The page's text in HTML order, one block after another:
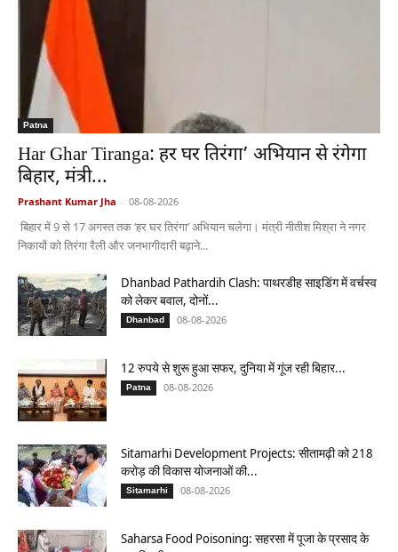
Patna
Har Ghar Tiranga: हर घर तिरंगा’ अभियान से रंगेगा
बिहार, मंत्री...
Prashant Kumar Jha - 08-08-2026
बिहार में 9 से 17 अगस्त तक ‘हर घर तिरंगा’ अभियान चलेगा। मंत्री नीतीश मिश्रा ने नगर
निकायों को तिरंगा रैली और जनभागीदारी बढ़ाने...
Dhanbad Pathardih Clash: पाथरडीह साइडिंग में वर्चस्व
को लेकर बवाल, दोनों...
Dhanbad 08-08-2026
12 रुपये से शुरू हुआ सफर, दुनिया में गूंज रही बिहार...
Patna 08-08-2026
Sitamarhi Development Projects: सीतामढ़ी को 218
करोड़ की विकास योजनाओं की...
Sitamarhi 08-08-2026
Saharsa Food Poisoning: सहरसा में पूजा के प्रसाद के